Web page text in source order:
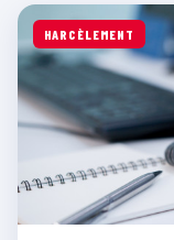
HARCÈLEMENT